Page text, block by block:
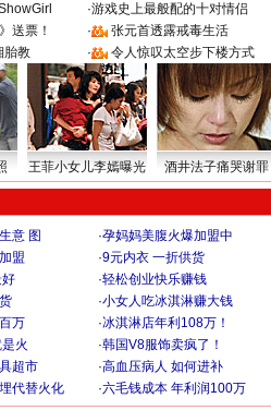
·游戏史上最般配的十对情侣
送票！ ·
张元首透露戒毒生活
胎教 · 令人惊叹太空步下楼方式
王菲小女儿李嫣曝光 酒井法子痛哭谢罪
意 图 ·孕妈妈美腹火爆加盟中
盟 ·9元内衣 一折供货
·轻松创业快乐赚钱
·小女人吃冰淇淋赚大钱
万 ·冰淇淋店年利108万！
火 ·韩国V8服饰卖疯了！
超市 ·高血压病人 如何进补
代替火化 ·六毛钱成本 年利润100万